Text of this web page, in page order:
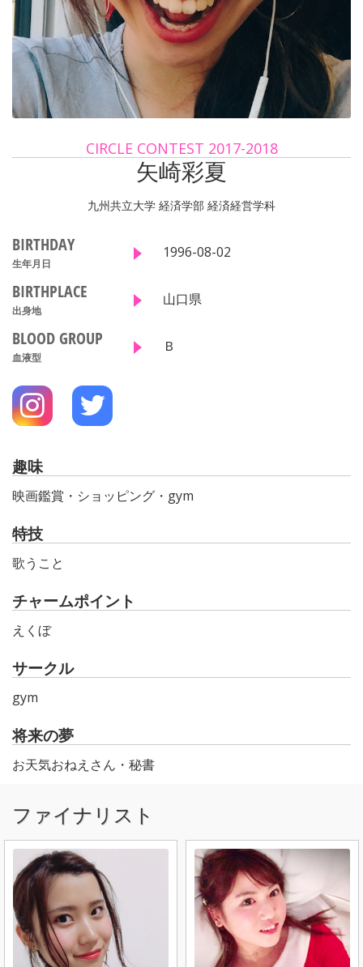
CIRCLE CONTEST 2017-2018
矢崎彩夏
九州共立大学 経済学部 経済経営学科
BIRTHDAY
生年月日
1996-08-02
BIRTHPLACE
出身地
山口県
BLOOD GROUP
血液型
Ｂ
趣味
映画鑑賞・ショッピング・gym
特技
歌うこと
チャームポイント
えくぼ
サークル
gym
将来の夢
お天気おねえさん・秘書
ファイナリスト